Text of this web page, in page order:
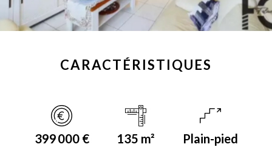
CARACTÉRISTIQUES
399 000 € 135 m² Plain-pied